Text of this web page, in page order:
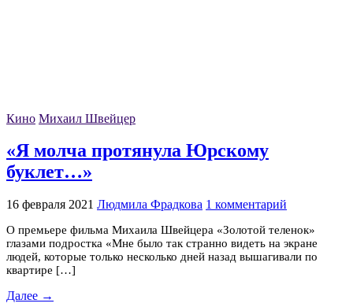
Кино Михаил Швейцер
«Я молча протянула Юрскому
буклет…»
16 февраля 2021 Людмила Фрадкова 1 комментарий
О премьере фильма Михаила Швейцера «Золотой теленок»
глазами подростка «Мне было так странно видеть на экране
людей, которые только несколько дней назад вышагивали по
квартире […]
Далее →